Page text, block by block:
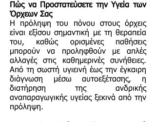
Πώς να Προστατεύσετε την Υγεία των
Όρχεων Σας
Η πρόληψη του πόνου στους όρχεις
είναι εξίσου σημαντική με τη θεραπεία
του, καθώς ορισμένες παθήσεις
μπορούν να προληφθούν με απλές
αλλαγές στις καθημερινές συνήθειες.
Από τη σωστή υγιεινή έως την έγκαιρη
διάγνωση μέσω αυτοεξέτασης, η
διατήρηση της ανδρικής
αναπαραγωγικής υγείας ξεκινά από την
πρόληψη.